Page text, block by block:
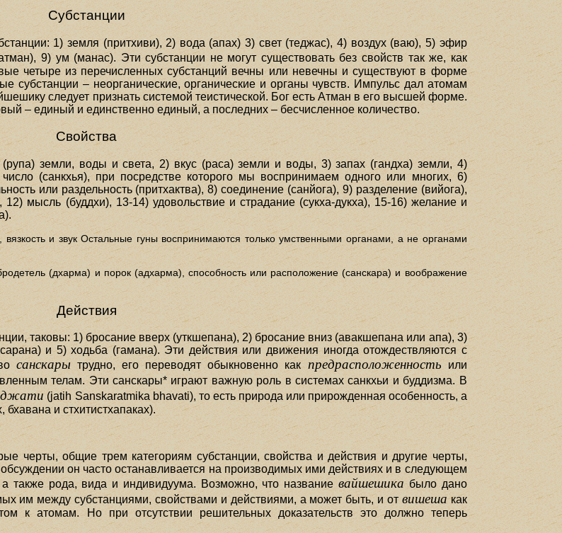
Субстанции
1) земля (притхиви), 2) вода (апах) 3) свет (теджас), 4) воздух (ваю), 5) эфир
9) ум (манас). Эти субстанции не могут существовать без свойств так же, как
четыре из перечисленных субстанций вечны или невечны и существуют в форме
– неорганические, органические и органы чувств. Импульс дал атомам
следует признать системой теистической. Бог есть Атман в его высшей форме.
– единый и единственно единый, а последних – бесчисленное количество.
Свойства
земли, воды и света, 2) вкус (раса) земли и воды, 3) запах (гандха) земли, 4)
(санкхья), при посредстве которого мы воспринимаем одного или многих, 6)
или раздельность (притхактва), 8) соединение (санйога), 9) разделение (вийога),
мысль (буддхи), 13-14) удовольствие и страдание (сукха-дукха), 15-16) желание и
вязкость и звук Остальные гуны воспринимаются только умственными органами, а не органами
(дхарма) и порок (адхарма), способность или расположение (санскара) и воображение
Действия
таковы: 1) бросание вверх (уткшепана), 2) бросание вниз (авакшепана или апа), 3)
и 5) ходьба (гамана). Эти действия или движения иногда отождествляются с
санскары трудно, его переводят обыкновенно как предрасположенность или
телам. Эти санскары* играют важную роль в системах санкхьи и буддизма. В
джати(jatih Sanskaratmika bhavati), то есть природа или прирожденная особенность, а
бхавана и стхитистхапаках).
черты, общие трем категориям субстанции, свойства и действия и другие черты,
он часто останавливается на производимых ими действиях и в следующем
также рода, вида и индивидуума. Возможно, что названиевайшешикабыло дано
им между субстанциями, свойствами и действиями, а может быть, и от вишешакак
к атомам. Но при отсутствии решительных доказательств это должно теперь